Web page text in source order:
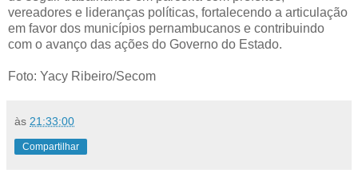
vereadores e lideranças políticas, fortalecendo a articulação
em favor dos municípios pernambucanos e contribuindo
com o avanço das ações do Governo do Estado.
Foto: Yacy Ribeiro/Secom
às 21:33:00
Compartilhar